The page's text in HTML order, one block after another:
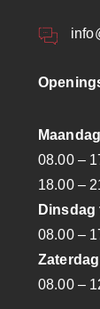
08.00 –
18.00 –
Dinsdag
08.00 –
08.00 –